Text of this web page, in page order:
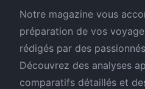
Notre magazine vous
préparation de vos
rédigés par des
Découvrez des analyses
comparatifs détaillés et